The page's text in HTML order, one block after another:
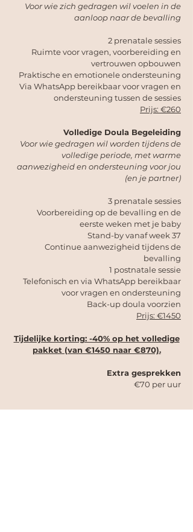
Voor wie zich gedragen wil voelen in de
aanloop naar de bevalling
2 prenatale sessies
Ruimte voor vragen, voorbereiding en
vertrouwen opbouwen
Praktische en emotionele ondersteuning
Via WhatsApp bereikbaar voor vragen en
ondersteuning tussen de sessies
Prijs: €260
Volledige Doula Begeleiding
Voor wie gedragen wil worden tijdens de
volledige periode, met warme
aanwezigheid en ondersteuning voor jou
(en je partner)
3 prenatale sessies
Voorbereiding op de bevalling en de
eerste weken met je baby
Stand-by vanaf week 37
Continue aanwezigheid tijdens de
bevalling
1 postnatale sessie
Telefonisch en via WhatsApp bereikbaar
voor vragen en ondersteuning
Back-up doula voorzien
Prijs: €1450
Tijdelijke korting: -40% op het volledige
pakket (van €1450 naar €870).​
Extra gesprekken
€70 per uur